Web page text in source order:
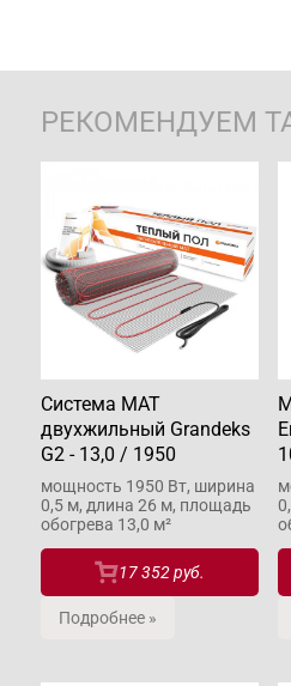
РЕКОМЕНДУЕМ
Система МАТ
двухжильный Grandeks
G2 - 13,0 / 1950
мощность 1950 Вт, ширина
0,5 м, длина 26 м, площадь
обогрева 13,0 м²
17 352 руб.
Подробнее »